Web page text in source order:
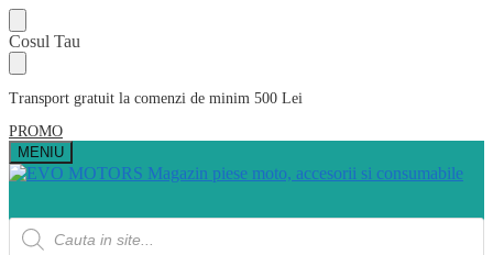
Skip
to
navigation
Skip
to
content
Cosul Tau
Transport gratuit la comenzi de minim 500 Lei
PROMO
MENIU
Products
search
Acasa